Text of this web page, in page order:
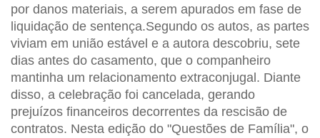
por danos materiais, a serem apurados em fase de
liquidação de sentença.Segundo os autos, as partes
viviam em união estável e a autora descobriu, sete
dias antes do casamento, que o companheiro
mantinha um relacionamento extraconjugal. Diante
disso, a celebração foi cancelada, gerando
prejuízos financeiros decorrentes da rescisão de
contratos. Nesta edição do "Questões de Família", o